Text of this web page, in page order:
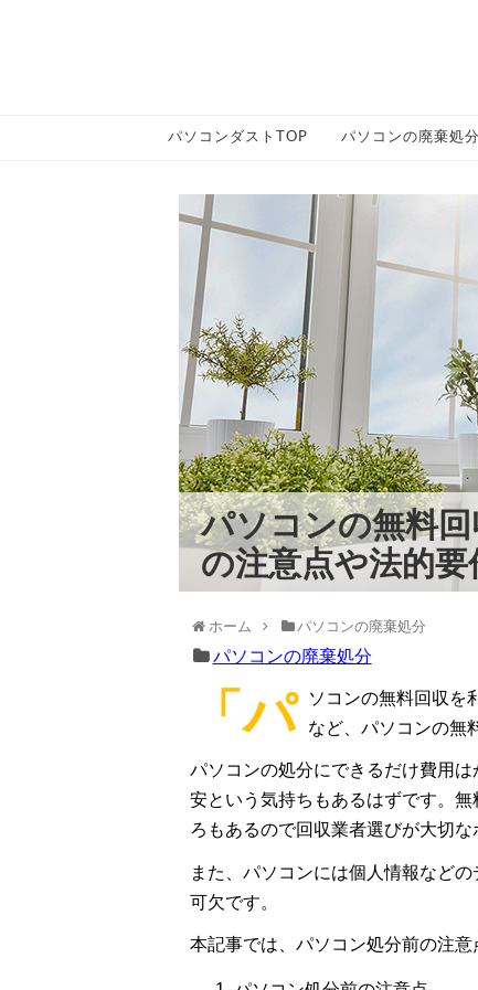
パソコンダストTOP パソコンの廃棄処分
パソコンの無料
の注意点や法的
ホーム パソコンの廃棄処分
パソコンの廃棄処分
「パ
ソコンの無料回収を
など、パソコンの無
パソコンの処分にできるだけ費用
安という気持ちもあるはずです。
ろもあるので回収業者選びが大切な
また、パソコンには個人情報など
可欠です。
本記事では、パソコン処分前の注